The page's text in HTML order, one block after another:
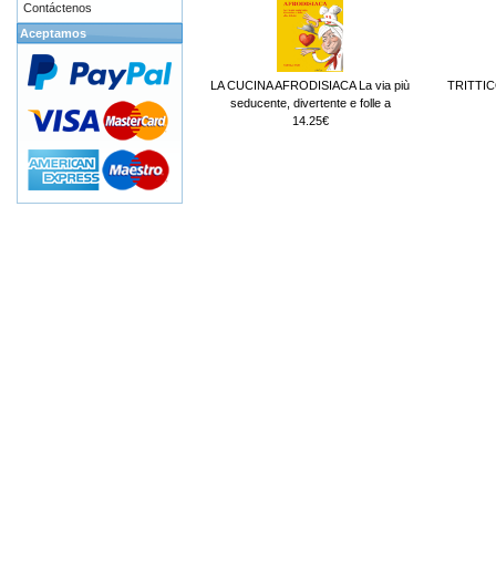
LA CUCINA AFRODISIACA La via più
seducente, divertente e folle a
14.25€
Contáctenos
Aceptamos